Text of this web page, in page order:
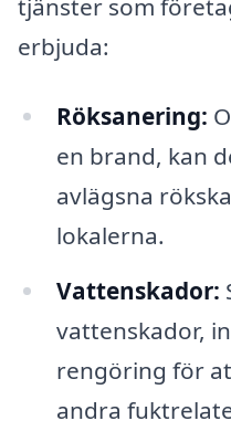
tjänster som
erbjuda:
Röksanering:
en brand, kan
avlägsna
lokalerna.
Vattenskador:
vattenskador,
rengöring för
andra